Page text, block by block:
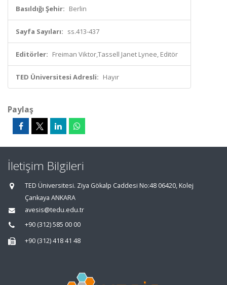
Basıldığı Şehir: Berlin
Sayfa Sayıları: ss.413-437
Editörler: Freiman Viktor,Tassell Janet Lynee, Editör
TED Üniversitesi Adresli: Hayır
Paylaş
İletişim Bilgileri
TED Üniversitesi. Ziya Gökalp Caddesi No:48 06420, Kolej
Çankaya ANKARA
avesis@tedu.edu.tr
+90 (312) 585 00 00
+90 (312) 418 41 48